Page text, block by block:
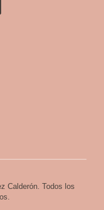
Calderón. Todos los